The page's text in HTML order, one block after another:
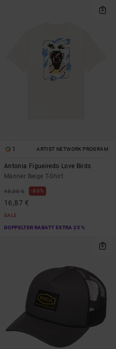
1 ARTIST NETWORK PROGRAM
Antonia Figueiredo Love Birds
Männer Beige T-Shirt
45,00 € 63%
16,87 €
SALE
DOPPELTER RABATT EXTRA 25 %